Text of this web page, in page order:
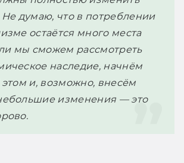
думаю, что в потреблении
остаётся много места
мы сможем рассмотреть
наследие, начнём
этом и, возможно, внесём
изменения — это